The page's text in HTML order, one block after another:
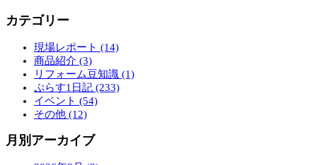
カテゴリー
現場レポート (14)
商品紹介 (3)
リフォーム豆知識 (1)
ぷらす1日記 (233)
イベント (54)
その他 (12)
月別アーカイブ